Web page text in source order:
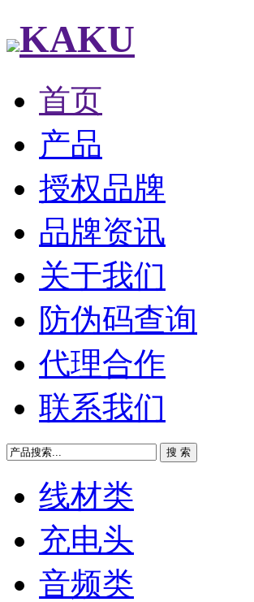
KAKU
首页
产品
授权品牌
品牌资讯
关于我们
防伪码查询
代理合作
联系我们
线材类
充电头
音频类